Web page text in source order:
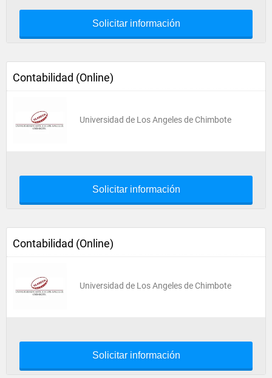
Solicitar información
Contabilidad (Online)
Universidad de Los Angeles de Chimbote
Solicitar información
Contabilidad (Online)
Universidad de Los Angeles de Chimbote
Solicitar información